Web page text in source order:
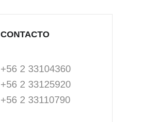
CONTACTO
+56 2 33104360
+56 2 33125920
+56 2 33110790